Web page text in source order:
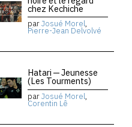
chez Kechiche
parJosué Morel,
Pierre-Jean Delvolvé
Hatari — Jeunesse
(Les Tourments)
parJosué Morel,
Corentin Lê